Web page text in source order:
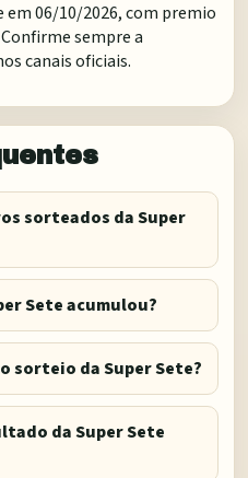
em 06/10/2026, com premio
sempre a
canais oficiais.
sorteados da Super
Sete acumulou?
sorteio da Super Sete?
da Super Sete